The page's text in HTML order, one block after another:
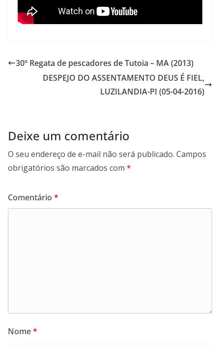
30º Regata de pescadores de Tutoia – MA (2013)
DESPEJO DO ASSENTAMENTO DEUS É FIEL,
LUZILANDIA-PI (05-04-2016)
Deixe um comentário
O seu endereço de e-mail não será publicado. Campos
obrigatórios são marcados com *
Comentário *
Nome*